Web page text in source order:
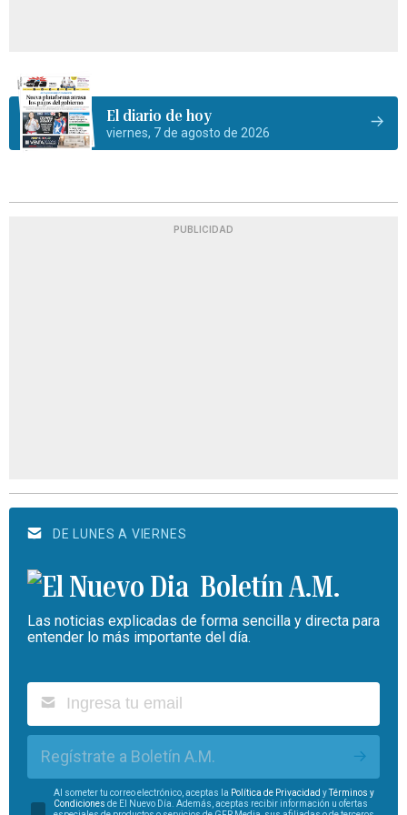
El diario de hoy
viernes, 7 de agosto de 2026
PUBLICIDAD
DE LUNES A VIERNES
Boletín A.M.
Las noticias explicadas de forma sencilla y directa para
entender lo más importante del día.
Regístrate a Boletín A.M.
Al someter tu correo electrónico, aceptas la Política de Privacidad yTérminos y
Condiciones de El Nuevo Día. Además, aceptas recibir información u ofertas